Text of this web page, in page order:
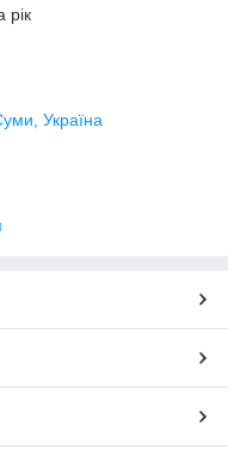
рік
Україна